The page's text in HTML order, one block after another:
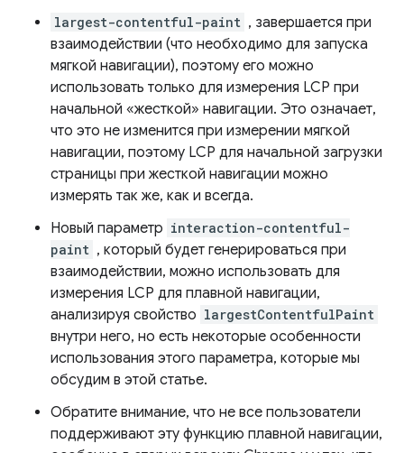
largest-contentful-paint , завершается при
взаимодействии (что необходимо для запуска
мягкой навигации), поэтому его можно
использовать только для измерения LCP при
начальной «жесткой» навигации. Это означает,
что это не изменится при измерении мягкой
навигации, поэтому LCP для начальной загрузки
страницы при жесткой навигации можно
измерять так же, как и всегда.
Новый параметр interaction-contentful-
paint , который будет генерироваться при
взаимодействии, можно использовать для
измерения LCP для плавной навигации,
анализируя свойство largestContentfulPaint
внутри него, но есть некоторые особенности
использования этого параметра, которые мы
обсудим в этой статье.
Обратите внимание, что не все пользователи
поддерживают эту функцию плавной навигации,